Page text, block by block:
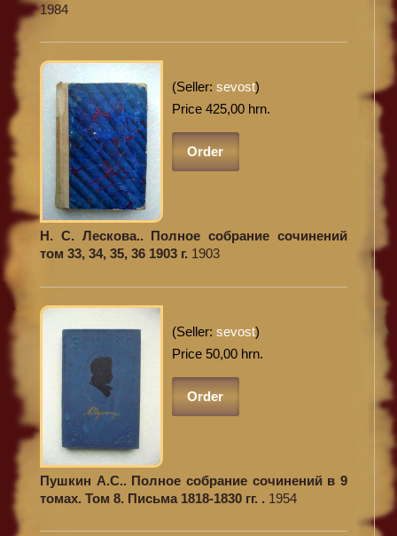
1984
(Seller: sevost)
Price 425,00 hrn.
Order
Н. С. Лескова.. Полное собрание сочинений
том 33, 34, 35, 36 1903 г. 1903
(Seller: sevost)
Price 50,00 hrn.
Order
Пушкин А.С.. Полное собрание сочинений в 9
томах. Том 8. Письма 1818-1830 гг. . 1954